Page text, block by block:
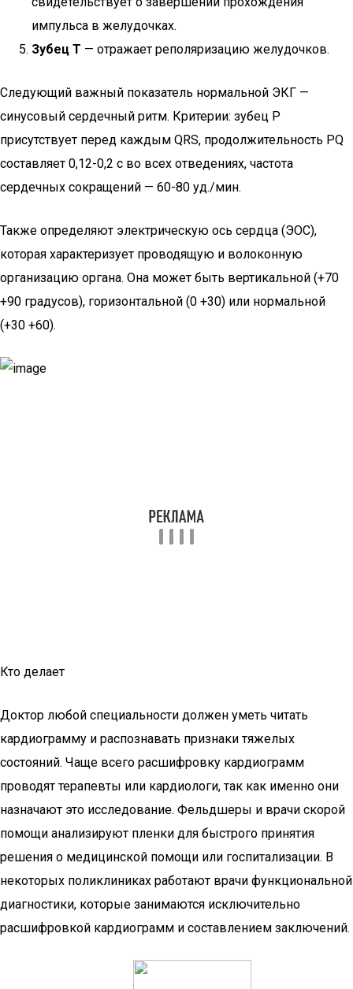
импульса в желудочках.
Зубец T — отражает реполяризацию желудочков.
Следующий важный показатель нормальной ЭКГ —
синусовый сердечный ритм. Критерии: зубец P
присутствует перед каждым QRS, продолжительность PQ
составляет 0,12-0,2 с во всех отведениях, частота
сердечных сокращений — 60-80 уд./мин.
Также определяют электрическую ось сердца (ЭОС),
которая характеризует проводящую и волоконную
организацию органа. Она может быть вертикальной (+70
+90 градусов), горизонтальной (0 +30) или нормальной
(+30 +60).
Кто делает
Доктор любой специальности должен уметь читать
кардиограмму и распознавать признаки тяжелых
состояний. Чаще всего расшифровку кардиограмм
проводят терапевты или кардиологи, так как именно они
назначают это исследование. Фельдшеры и врачи скорой
помощи анализируют пленки для быстрого принятия
решения о медицинской помощи или госпитализации. В
некоторых поликлиниках работают врачи функциональной
диагностики, которые занимаются исключительно
расшифровкой кардиограмм и составлением заключений.